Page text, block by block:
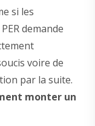
si les
demande
voire de
par la suite.
monter un